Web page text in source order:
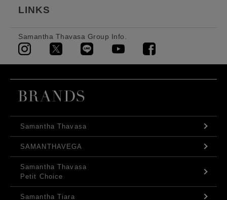
LINKS
Samantha Thavasa Group Info.
Samantha Thavasa
SAMANTHAVEGA
Samantha Thavasa
Petit Choice
Samantha Tiara